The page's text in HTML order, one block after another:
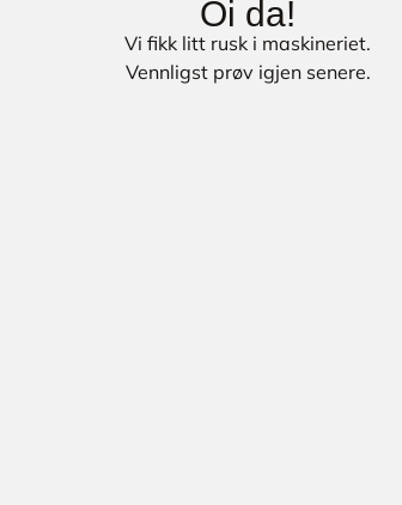
Oi da!
Vi fikk litt rusk i maskineriet.
Vennligst prøv igjen senere.